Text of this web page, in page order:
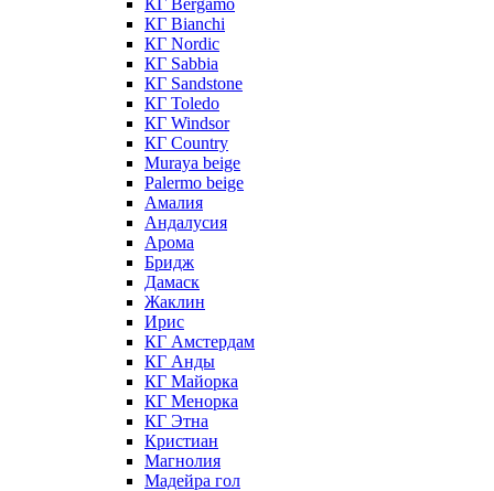
КГ Bergamo
КГ Bianchi
КГ Nordic
КГ Sabbia
КГ Sandstone
КГ Toledo
КГ Windsor
КГ Сountry
Muraya beige
Palermo beige
Амалия
Андалусия
Арома
Бридж
Дамаск
Жаклин
Ирис
КГ Амстердам
КГ Анды
КГ Майорка
КГ Менорка
КГ Этна
Кристиан
Магнолия
Мадейра гол